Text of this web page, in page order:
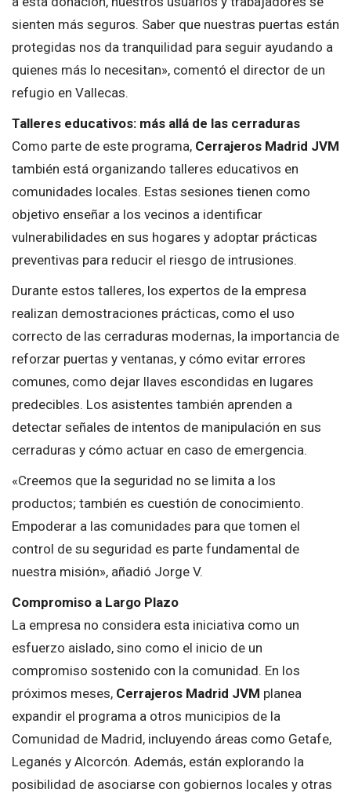
sienten más seguros. Saber que nuestras puertas están
protegidas nos da tranquilidad para seguir ayudando a
quienes más lo necesitan», comentó el director de un
refugio en Vallecas.
Talleres educativos: más allá de las cerraduras
Como parte de este programa, Cerrajeros Madrid JVM
también está organizando talleres educativos en
comunidades locales. Estas sesiones tienen como
objetivo enseñar a los vecinos a identificar
vulnerabilidades en sus hogares y adoptar prácticas
preventivas para reducir el riesgo de intrusiones.
Durante estos talleres, los expertos de la empresa
realizan demostraciones prácticas, como el uso
correcto de las cerraduras modernas, la importancia de
reforzar puertas y ventanas, y cómo evitar errores
comunes, como dejar llaves escondidas en lugares
predecibles. Los asistentes también aprenden a
detectar señales de intentos de manipulación en sus
cerraduras y cómo actuar en caso de emergencia.
«Creemos que la seguridad no se limita a los
productos; también es cuestión de conocimiento.
Empoderar a las comunidades para que tomen el
control de su seguridad es parte fundamental de
nuestra misión», añadió Jorge V.
Compromiso a Largo Plazo
La empresa no considera esta iniciativa como un
esfuerzo aislado, sino como el inicio de un
compromiso sostenido con la comunidad. En los
próximos meses, Cerrajeros Madrid JVM planea
expandir el programa a otros municipios de la
Comunidad de Madrid, incluyendo áreas como Getafe,
Leganés y Alcorcón. Además, están explorando la
posibilidad de asociarse con gobiernos locales y otras